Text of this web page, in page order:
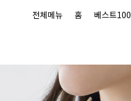
전체메뉴 홈 베스트100